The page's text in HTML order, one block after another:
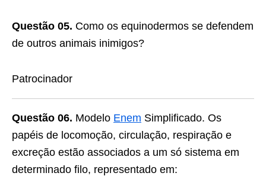
Questão 05. Como os equinodermos se defendem
de outros animais inimigos?
Patrocinador
Questão 06. Modelo Enem Simplificado. Os
papéis de locomoção, circulação, respiração e
excreção estão associados a um só sistema em
determinado filo, representado em: